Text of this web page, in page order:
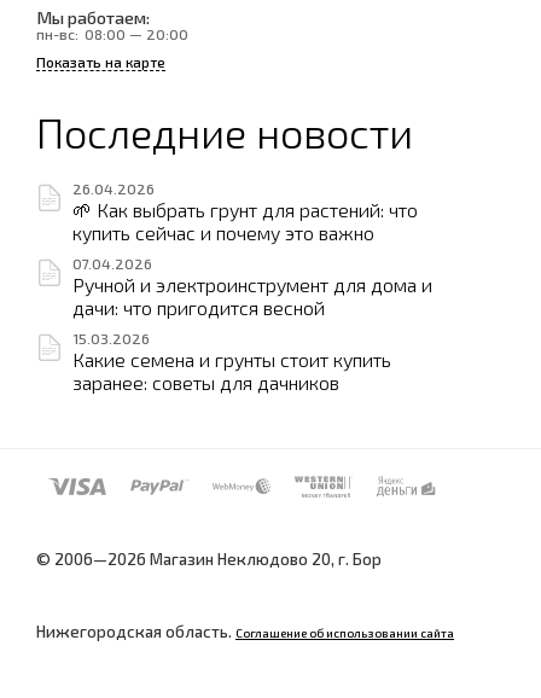
Мы работаем:
пн-вс: 08:00 — 20:00
Показать на карте
Последние новости
26.04.2026
🌱 Как выбрать грунт для растений: что
купить сейчас и почему это важно
07.04.2026
Ручной и электроинструмент для дома и
дачи: что пригодится весной
15.03.2026
Какие семена и грунты стоит купить
заранее: советы для дачников
© 2006—2026 Магазин Неклюдово 20, г. Бор
Нижегородская область. Соглашение об использовании сайта